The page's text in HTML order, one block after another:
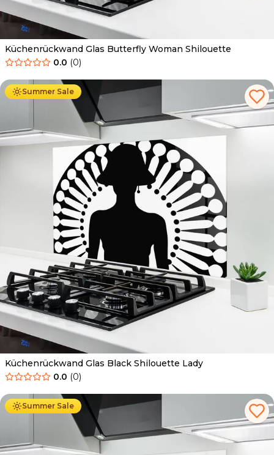
Küchenrückwand Glas Butterfly Woman Shilouette
0.0 (0)
Summer Sale
Ab 69.90 € 34.90
Küchenrückwand Glas Black Shilouette Lady
0.0 (0)
Summer Sale
Ab 69.90 € 34.90